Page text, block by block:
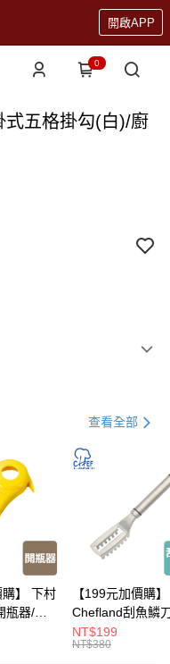
開啟APP
0
式五格掛勾(白)/廚
查看全部
購】 下村
器/開
/料理道
【199元加價購】
Chefland刮魚鱗
魚鱗器/廚房用品/
道具/任二件8折
NT$199
NT$380